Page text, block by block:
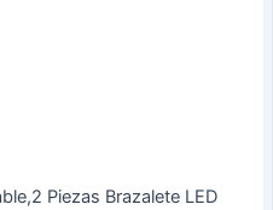
Piezas Brazalete LED